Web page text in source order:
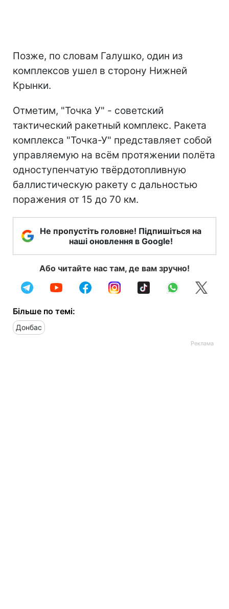
Позже, по словам Галушко, один из
комплексов ушел в сторону Нижней
Крынки.
Отметим, "Точка У" - советский
тактический ракетный комплекс. Ракета
комплекса "Точка-У" представляет собой
управляемую на всём протяжении полёта
одноступенчатую твёрдотопливную
баллистическую ракету с дальностью
поражения от 15 до 70 км.
Не пропустіть головне! Підпишіться на
наші оновлення в Google!
Або читайте нас там, де вам зручно!
Більше по темі:
Донбас